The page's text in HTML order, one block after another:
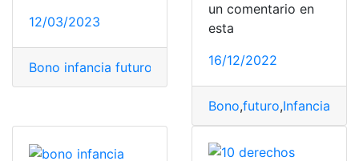
12/03/2023
Bono infancia futuro Bono infancia futuro del MIES
un comentario en
esta
16/12/2022
Bono,futuro,Infancia